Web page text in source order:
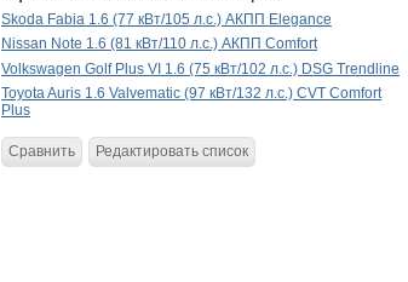
Skoda Fabia 1.6 (77 кВт/105 л.с.) АКПП Elegance
Nissan Note 1.6 (81 кВт/110 л.с.) АКПП Comfort
Volkswagen Golf Plus VI 1.6 (75 кВт/102 л.с.) DSG Trendline
Toyota Auris 1.6 Valvematic (97 кВт/132 л.с.) CVT Comfort
Plus
Сравнить Редактировать список